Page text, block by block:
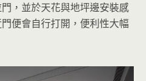
，並於天花與地坪邊安裝感
便會自行打開，便利性大幅